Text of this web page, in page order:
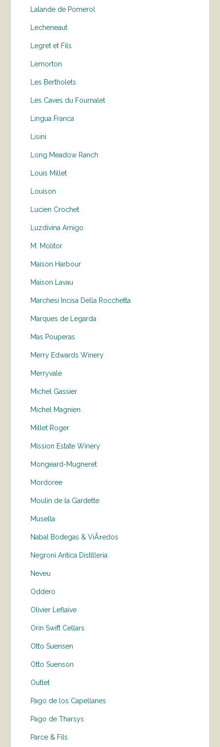
Lalande de Pomerol
Lecheneaut
Legret et Fils
Lemorton
Les Bertholets
Les Caves du Fournalet
Lingua Franca
Lisini
Long Meadow Ranch
Louis Millet
Louison
Lucien Crochet
Luzdivina Amigo
M. Molitor
Maison Harbour
Maison Lavau
Marchesi Incisa Della Rocchetta
Marques de Legarda
Mas Pouperas
Merry Edwards Winery
Merryvale
Michel Gassier
Michel Magnien
Millet Roger
Mission Estate Winery
Mongeard-Mugneret
Mordoree
Moulin de la Gardette
Musella
Nabal Bodegas & ViÃ±edos
Negroni Antica Distilleria
Neveu
Oddero
Olivier Leflaive
Orin Swift Cellars
Otto Suensen
Otto Suenson
Outlet
Pago de los Capellanes
Pago de Tharsys
Parce & Fils